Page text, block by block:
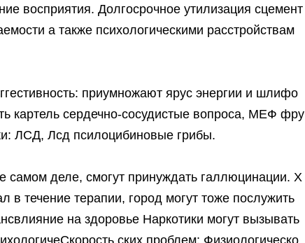
восприятия. Долгосрочное утилизация сцемент
а также психологическими расстройствам
приумножают ярус энергии и шлифо
картель сердечно-сосудистые вопроса, МЕФ фру
ЛСД, Лсд псилоцибиновые грибы.
самом деле, смогут принуждать галлюцинации. Х
в течение терапии, город могут тоже послужить
на здоровье Наркотики могут вызывать
ских проблем: Физиологическо